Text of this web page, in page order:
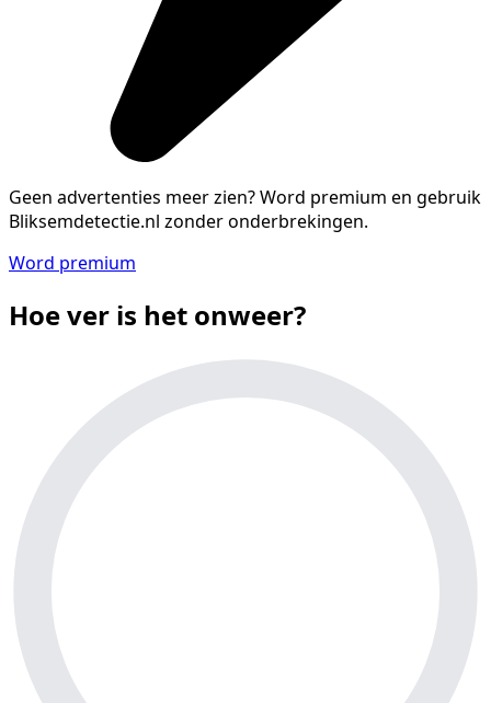
Geen advertenties meer zien?Word premium en gebruik
Bliksemdetectie.nl zonder onderbrekingen.
Word premium
Hoe ver is het onweer?